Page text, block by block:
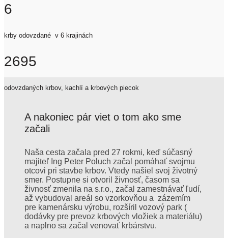
6
krby odovzdané v 6 krajinách
2695
odovzdaných krbov, kachlí a krbových piecok
A nakoniec pár viet o tom ako sme
začali
Naša cesta začala pred 27 rokmi, keď súčasný
majiteľ Ing Peter Poluch začal pomáhať svojmu
otcovi pri stavbe krbov. Vtedy našiel svoj životný
smer. Postupne si otvoril živnosť, časom sa
živnosť zmenila na s.r.o., začal zamestnávať ľudí,
až vybudoval areál so vzorkovňou a zázemím
pre kamenársku výrobu, rozšíril vozový park (
dodávky pre prevoz krbových vložiek a materiálu)
a naplno sa začal venovať krbárstvu.